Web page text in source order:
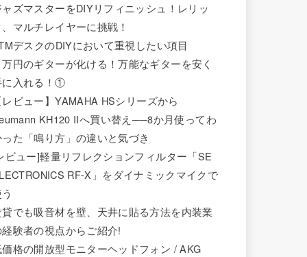
ズマスターをDIYリフィニッシュ！レリッ
マルチレイヤーに挑戦！
デスクのDIYにおいて重視したい項目
円のギターが化ける！万能なギターを安く
に入れる！①
ビュー】YAMAHA HSシリーズから
KH120 IIへ買い替え──8か月使ってわ
た「鳴り方」の違いと気づき
ビュー]軽量リフレクションフィルター「SE
RF-X」をダイナミックマイクで
でも吸音材を壁、天井に貼る方法を内装業
験者の視点からご紹介!
格の開放型モニターヘッドフォン / AKG